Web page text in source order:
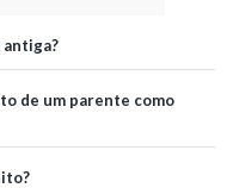
de um parente como